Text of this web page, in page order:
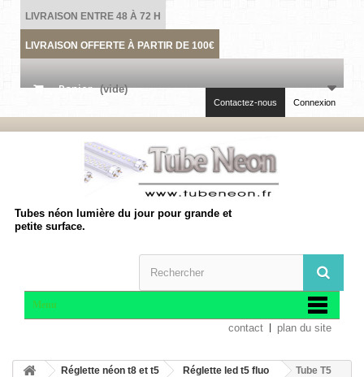
LIVRAISON ENTRE 48 À 72 H
LIVRAISON OFFERTE À PARTIR DE 100€
Panier (vide)
Connexion
Contactez-nous
Tubes néon lumière du jour pour grande et
petite surface.
Menu
contact plan du site
Réglette néon t8 et t5 Réglette led t5 fluo
Tube T5